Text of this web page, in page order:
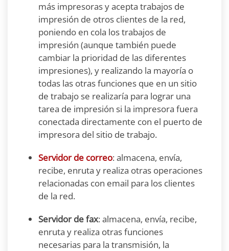
más impresoras y acepta trabajos de
impresión de otros clientes de la red,
poniendo en cola los trabajos de
impresión (aunque también puede
cambiar la prioridad de las diferentes
impresiones), y realizando la mayoría o
todas las otras funciones que en un sitio
de trabajo se realizaría para lograr una
tarea de impresión si la impresora fuera
conectada directamente con el puerto de
impresora del sitio de trabajo.
Servidor de correo: almacena, envía,
recibe, enruta y realiza otras operaciones
relacionadas con email para los clientes
de la red.
Servidor de fax: almacena, envía, recibe,
enruta y realiza otras funciones
necesarias para la transmisión, la